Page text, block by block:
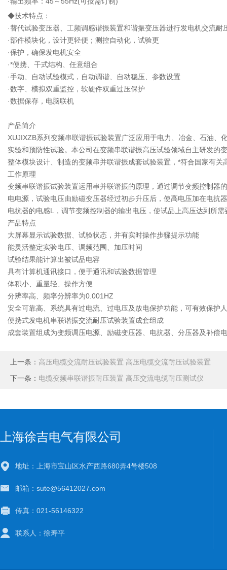
◆技术特点：
·替代试验变压器、工频调感谐振装置和谐振变压器进行发电机交流耐
·部件模块化，设计更轻便；测控自动化，试验更
·保护，确保发电机安全
·*便携、干式结构、任意组合
·手动、自动试验模式，自动调谐、自动稳压、参数设置
·数字、模拟双重监控，软硬件双重过压保护
·数据保存，电脑联机
产品简介
XUJIXZB系列变频串联谐振试验装置广泛应用于电力、冶金、石油
实验和预防性试验。本公司在变频串联谐振高压试验领域自主研发
整体模块设计、制造的变频串并联谐振成套试验装置，*符合国家有关
工作原理
变频串联谐振试验装置运用串并联谐振的原理，通过调节变频控制器
电电源，试验电压由励磁变压器经过初步升压后，使高电压加在电
电抗器的电感L，调节变频控制器的输出电压，使试品上高压达到所需
产品特点
大屏幕显示试验数据、试验状态，并有实时操作步骤提示功能
能灵活整定实验电压、调频范围、加压时间
试验结果能计算出被试品电容
具有计算机通讯接口，便于通讯和试验数据管理
体积小、重量轻、操作方便
分辨率高、频率分辨率为0.001HZ
安全可靠高、系统具有过电流、过电压及放电保护功能，可有效保护
便携式发电机串联谐振交流耐压试验装置成套组成
成套装置组成为变频调压电源、励磁变压器、电抗器、分压器及补偿
上一条： 高压电缆交流耐压试验装置 高压电缆交流耐压试验装置
下一条： 电缆变频串联谐振耐压装置 高压交流电缆耐压测试仪
上海徐吉电气有限公司
地址：上海市宝山区水产西路680弄4号楼508
邮箱：sute@56412027.com
传真：021-56146322
联系人：徐寿平